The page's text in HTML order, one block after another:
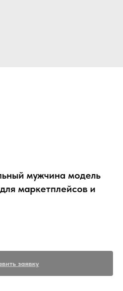
мужчина модель
маркетплейсов и
заявку